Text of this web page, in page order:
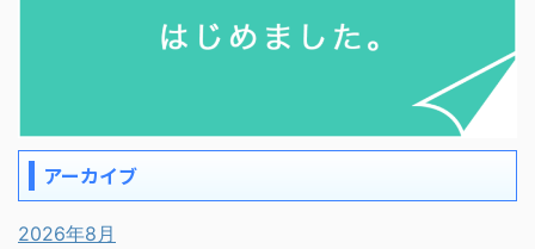
アーカイブ
2026年8月